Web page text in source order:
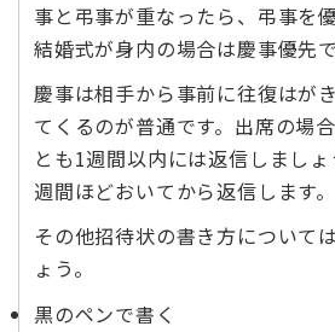
事と弔事が重なったら、弔事を
結婚式が身内の場合は慶事優先
慶事は相手から事前に往復はが
てくるのが普通です。出席の場
とも1週間以内には返信しまし
週間ほどおいてから返信します。
その他招待状の書き方について
ょう。
黒のペンで書く